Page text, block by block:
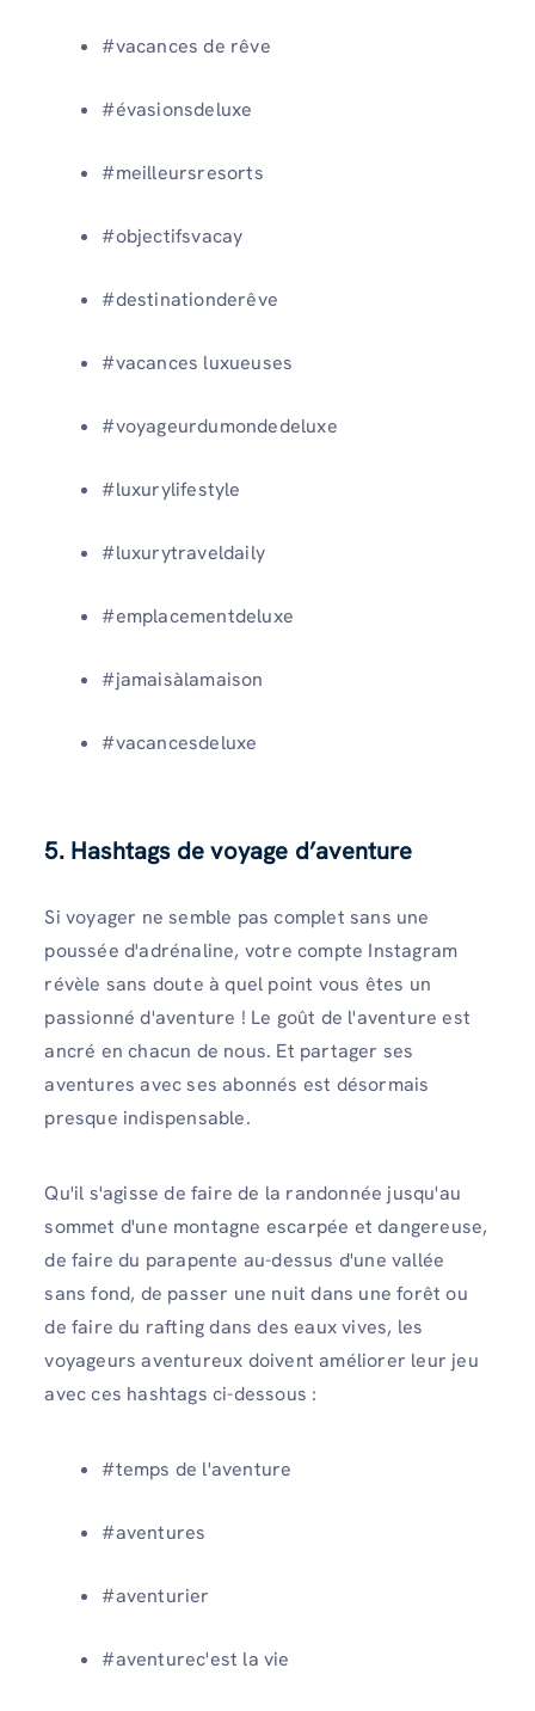
#vacances de rêve
#évasionsdeluxe
#meilleursresorts
#objectifsvacay
#destinationderêve
#vacances luxueuses
#voyageurdumondedeluxe
#luxurylifestyle
#luxurytraveldaily
#emplacementdeluxe
#jamaisàlamaison
#vacancesdeluxe
5. Hashtags de voyage d’aventure
Si voyager ne semble pas complet sans une
poussée d'adrénaline, votre compte Instagram
révèle sans doute à quel point vous êtes un
passionné d'aventure ! Le goût de l'aventure est
ancré en chacun de nous. Et partager ses
aventures avec ses abonnés est désormais
presque indispensable.
Qu'il s'agisse de faire de la randonnée jusqu'au
sommet d'une montagne escarpée et dangereuse,
de faire du parapente au-dessus d'une vallée
sans fond, de passer une nuit dans une forêt ou
de faire du rafting dans des eaux vives, les
voyageurs aventureux doivent améliorer leur jeu
avec ces hashtags ci-dessous :
#temps de l'aventure
#aventures
#aventurier
#aventurec'est la vie